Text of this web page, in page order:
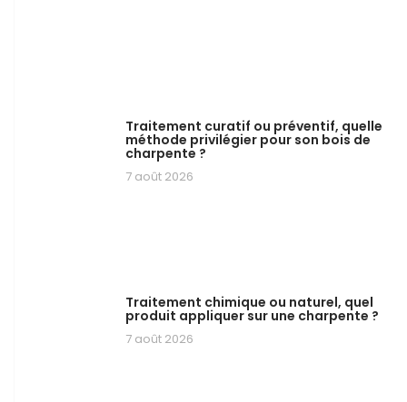
Traitement curatif ou préventif, quelle
méthode privilégier pour son bois de
charpente ?
7 août 2026
Traitement chimique ou naturel, quel
produit appliquer sur une charpente ?
7 août 2026